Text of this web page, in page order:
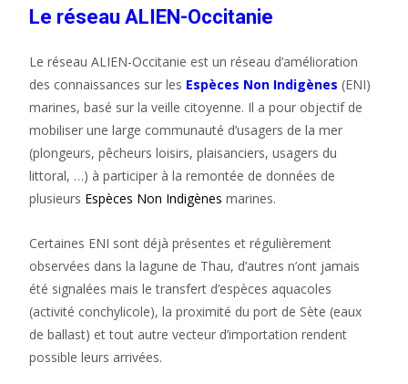
Le réseau ALIEN-Occitanie
Le réseau ALIEN-Occitanie est un réseau d’amélioration
des connaissances sur les Espèces Non Indigènes (ENI)
marines, basé sur la veille citoyenne. Il a pour objectif de
mobiliser une large communauté d’usagers de la mer
(plongeurs, pêcheurs loisirs, plaisanciers, usagers du
littoral, …) à participer à la remontée de données de
plusieurs Espèces Non Indigènes marines.
Certaines ENI sont déjà présentes et régulièrement
observées dans la lagune de Thau, d’autres n’ont jamais
été signalées mais le transfert d’espèces aquacoles
(activité conchylicole), la proximité du port de Sète (eaux
de ballast) et tout autre vecteur d’importation rendent
possible leurs arrivées.